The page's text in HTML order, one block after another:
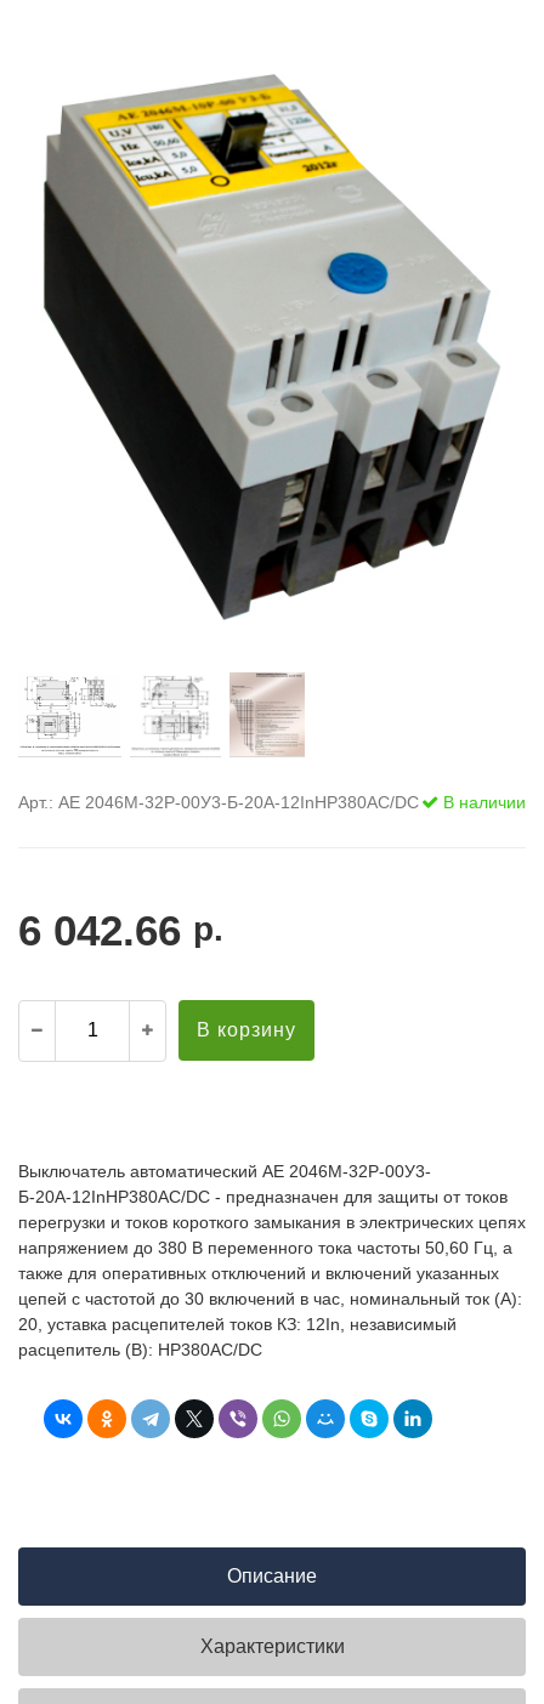
Стремянки с
Стремянки с
опорой
Ширмы
РЗА (шторы)
Штендеры
Щиты
диэлектрические
Арт.: АЕ 2046М-32Р-00У3-Б-20А-12InНР380AC/DC В наличии
6 042.66 р.
В корзину
Выключатель автоматический АЕ 2046М-32Р-00У3-
Б-20А-12InНР380AC/DC - предназначен для защиты от токов
перегрузки и токов короткого замыкания в электрических цепях
напряжением до 380 В переменного тока частоты 50,60 Гц, а
также для оперативных отключений и включений указанных
цепей с частотой до 30 включений в час, номинальный ток (А):
20, уставка расцепителей токов КЗ: 12In, независимый
расцепитель (В): НР380AC/DC
Описание
Характеристики